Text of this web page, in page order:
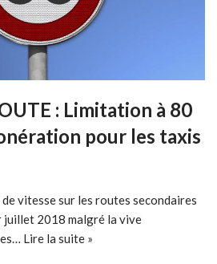
: Limitation à 80
pour les taxis
vitesse sur les routes secondaires
juillet 2018 malgré la vive
Lire la suite »